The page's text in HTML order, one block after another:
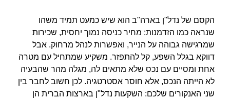
הקסם של נדל"ן בארה"ב הוא שיש כמעט תמיד משהו
שנראה כמו הזדמנות: מחיר כניסה נמוך יחסית, שכירות
שמרגישה גבוהה על הנייר, ואפשרות לנהל מרחוק. אבל
דווקא בגלל השפע, קל להתפזר. משקיע שמתחיל עם מטרה
אחת ומסיים עם נכס שלא מתאים לה, מגלה מהר שהבעיה
לא הייתה הנכס, אלא חוסר אסטרטגיה. לכן חשוב לחבר בין
שני האנקורים שלכם: השקעות נדל"ן בארצות הברית הן